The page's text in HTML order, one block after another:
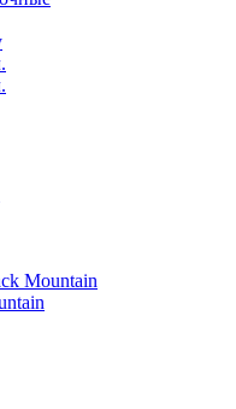
Mountain